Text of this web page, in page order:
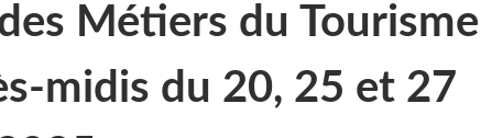
Métiers du Tourisme
midis du 20, 25 et 27